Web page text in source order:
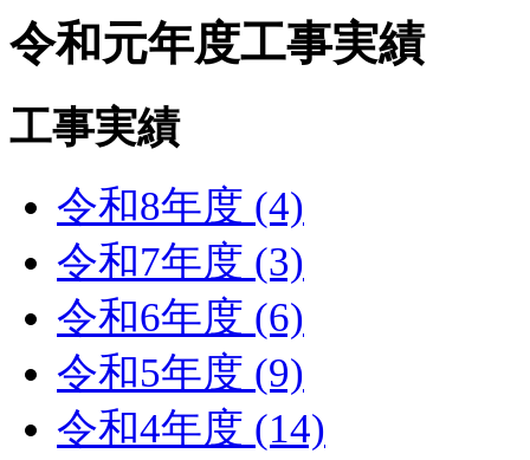
令和元年度工事実績
工事実績
令和8年度 (4)
令和7年度 (3)
令和6年度 (6)
令和5年度 (9)
令和4年度 (14)